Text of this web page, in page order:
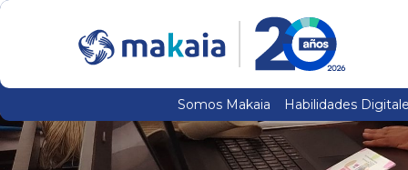
Somos Makaia Habilidades